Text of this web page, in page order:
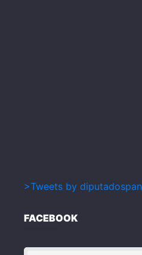
>Tweets by diputadospan
FACEBOOK